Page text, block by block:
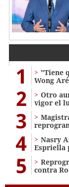
1
"Tiene
Wong
2
Otro
vigor el
3
4
Nasry
Espriella
5
contra